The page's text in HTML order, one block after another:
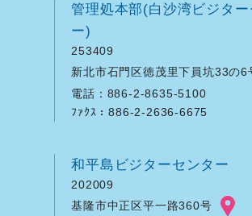
管理処本部(白沙湾ビジター
ー)
253409
新北市石門区徳茂里下員坑33の6
電話：886-2-8635-5100
ﾌｧｸｽ：886-2-2636-6675
和平島ビジターセンター
202009
基隆市中正区平一路360号